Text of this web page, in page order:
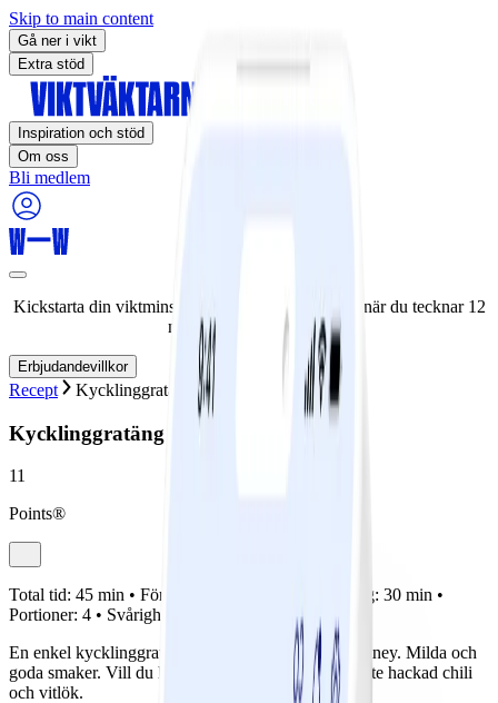
Skip to main content
Gå ner i vikt
Extra stöd
Inspiration och stöd
Om oss
Bli medlem
Kickstarta din viktminskningsresa nu! Spara 50% när du tecknar 12
månaders medlemskap.
Erbjudandevillkor
Recept Kycklinggratäng med mangosås
Kycklinggratäng med mangosås
11
Points®
Total tid: 45 min • Förberedelse: Tillagning: 30 min •
Portioner: 4 • Svårighetsgrad:
En enkel kycklinggratäng med smak av mango chutney. Milda och
goda smaker. Vill du hetta upp den kan du tillsätta lite hackad chili
och vitlök.